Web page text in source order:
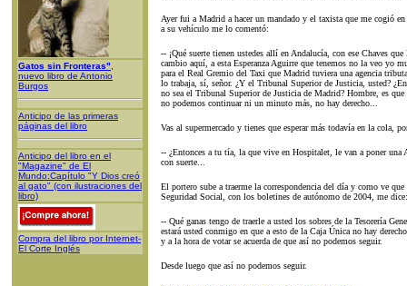
Gatos sin Fronteras"
nuevo libro de Antonio
Burgos
Anticipo de las primeras
páginas del libro
Anticipo del libro en el
"Magazine" de El
Mundo:Capítulo "Y Dios creó
al gato" (con ilustraciones del
libro)
Compra del libro por Internet-
El Corte Inglés
Ayer fui a Madrid a hacer un mandado y el taxista que me cogió
a su vehículo me lo comentó:
-- ¡Qué suerte tienen ustedes allí en Andalucía, con ese Chaves
cambio aquí, a esta Esperanza Aguirre que tenemos no la veo yo
para el Real Gremio del Taxi que Madrid tuviera una agencia
lo trabaja, sí, señor. ¿Y el Tribunal Superior de Justicia, usted?
no sea el Tribunal Superior de Justicia de Madrid? Hombre, es
no podemos continuar ni un minuto más, no hay derecho...
Vas al supermercado y tienes que esperar más todavía en la cola,
-- ¿Entonces a tu tía, la que vive en Hospitalet, le van a poner una
con suerte...
El portero sube a traerme la correspondencia del día y como ve
Seguridad Social, con los boletines de autónomo de 2004, me dice:
-- Qué ganas tengo de traerle a usted los sobres de la Tesorería
estará usted conmigo en que a esto de la Caja Única no hay
y a la hora de votar se acuerda de que así no podemos seguir.
Desde luego que así no podemos seguir.